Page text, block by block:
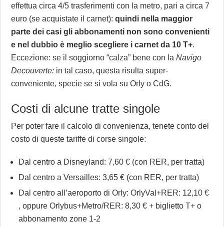
effettua circa 4/5 trasferimenti con la metro, pari a circa 7
euro (se acquistate il carnet):quindi nella maggior
parte dei casi gli abbonamenti non sono convenienti
e nel dubbio è meglio scegliere i carnet da 10 T+.
Eccezione: se il soggiorno “calza” bene con laNavigo
Decouverte: in tal caso, questa risulta super-
conveniente, specie se si vola su Orly o CdG.
Costi di alcune tratte singole
Per poter fare il calcolo di convenienza, tenete conto del
costo di queste tariffe di corse singole:
Dal centro a Disneyland: 7,60 € (con RER, per tratta)
Dal centro a Versailles: 3,65 € (con RER, per tratta)
Dal centro all’aeroporto di Orly: OrlyVal+RER: 12,10 €
, oppure Orlybus+Metro/RER: 8,30 € + biglietto T+ o
abbonamento zone 1-2